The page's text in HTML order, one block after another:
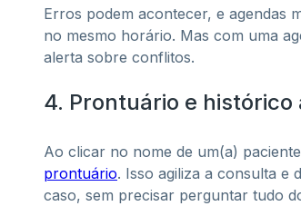
Erros podem acontecer, e agendas
no mesmo horário. Mas com uma
alerta sobre conflitos.
4. Prontuário e histórico
Ao clicar no nome de um(a)
prontuário. Isso agiliza a consulta e
caso, sem precisar perguntar tudo